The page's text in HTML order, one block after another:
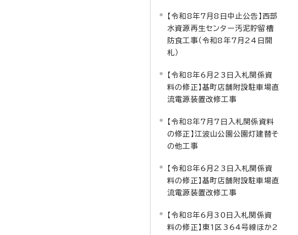
【令和8年7月8日中止公告】西部
水資源再生センター汚泥貯留槽
防食工事（令和8年7月24日開
札）
【令和8年6月23日入札関係資
料の修正】基町店舗附設駐車場直
流電源装置改修工事
【令和8年7月7日入札関係資料
の修正】江波山公園公園灯建替そ
の他工事
【令和8年6月23日入札関係資
料の修正】基町店舗附設駐車場直
流電源装置改修工事
【令和8年6月30日入札関係資
料の修正】東1区364号線ほか2